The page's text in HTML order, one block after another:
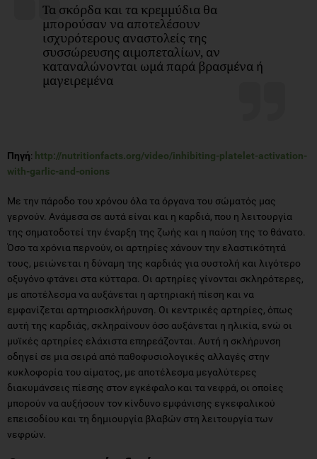
Τα σκόρδα και τα κρεμμύδια θα
μπορούσαν να αποτελέσουν
ισχυρότερους αναστολείς της
συσσώρευσης αιμοπεταλίων, αν
καταναλώνονται ωμά παρά βρασμένα ή
μαγειρεμένα
Πηγή: http://nutritionfacts.org/video/inhibiting-platelet-activation-
with-garlic-and-onions
Με την πάροδο του χρόνου όλα τα όργανα του σώματός μας
γερνούν. Ανάμεσα σε αυτά είναι και η καρδιά, που η λειτουργία
της σηματοδοτεί την έναρξη της ζωής και η παύση της το θάνατο.
Όσο τα χρόνια περνούν, οι αρτηρίες χάνουν την ελαστικότητά
τους, μειώνεται η δύναμη της καρδιάς για συστολή και λιγότερο
οξυγόνο φτάνει στα κύτταρα. Οι αρτηρίες γίνονται σκληρότερες,
με αποτέλεσμα να αυξάνεται η αρτηριακή πίεση και να
εμφανίζεται αρτηριοσκλήρυνση. Οι κεντρικές αρτηρίες, όπως
αυτή της καρδιάς, σκληραίνουν όσο αυξάνεται η ηλικία, ενώ οι
μυϊκές αρτηρίες ελάχιστα επηρεάζονται. Αυτή η σκλήρυνση
οδηγεί σε μια σειρά από παθοφυσιολογικές αλλαγές στην
κυκλοφορία του αίματος, με αποτέλεσμα μεγαλύτερες
διακυμάνσεις πίεσης στον εγκέφαλο και τα νεφρά, οι οποίες
μπορούν να αυξήσουν τον κίνδυνο εμφάνισης εγκεφαλικού
επεισοδίου και τη δημιουργία βλαβών στη λειτουργία των
νεφρών.